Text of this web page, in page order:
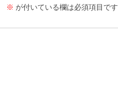
※ が付いている欄は必須項目です